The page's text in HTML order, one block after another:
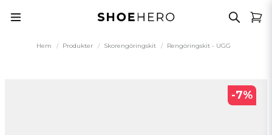
Hem Produkter Skorengöringskit Rengöringskit - UGG
-7%